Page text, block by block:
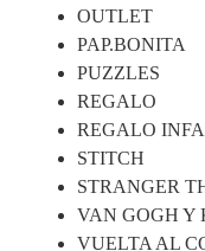
OUTLET
PAP.BONITA
PUZZLES
REGALO
REGALO
STITCH
STRANGER
VAN GOGH Y
VUELTA AL